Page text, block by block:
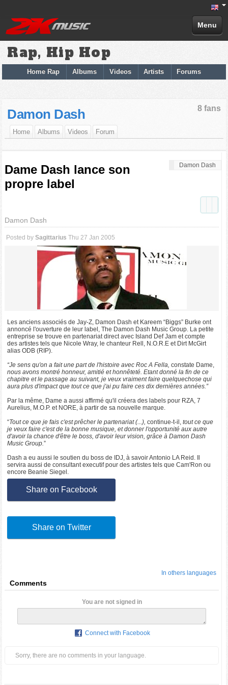
Menu
Rap, Hip Hop
Home Rap Albums Videos Artists Forums
8 fans
Damon Dash
Home Albums Videos Forum
Damon Dash
Dame Dash lance son
propre label
Damon Dash
Posted bySagittarius Thu 27 Jan 2005
Les anciens associés de Jay-Z, Damon Dash et Kareem “Biggs” Burke ont
annoncé l'ouverture de leur label, The Damon Dash Music Group. La petite
entreprise se trouve en partenariat direct avec Island Def Jam et compte
des artistes tels que Nicole Wray, le chanteur Rell, N.O.R.E et Dirt McGirt
alias ODB (RIP).
“Je sens qu'on a fait une part de l'histoire avec Roc A Fella,constate Dame,
nous avons montré honneur, amitié et honnêteté. Etant donné la fin de ce
chapitre et le passage au suivant, je veux vraiment faire quelquechose qui
aura plus d'impact que tout ce que j'ai pu faire ces dix dernières années.”
Par la même, Dame a aussi affirmé qu'il créera des labels pour RZA, 7
Aurelius, M.O.P. et NORE, à partir de sa nouvelle marque.
“Tout ce que je fais c'est prêcher le partenariat (...), continue-t-il,tout ce que
je veux faire c'est de la bonne musique, et donner l'opportunité aux autre
d'avoir la chance d'être le boss, d'avoir leur vision, grâce à Damon Dash
Music Group.”
Dash a eu aussi le soutien du boss de IDJ, à savoir Antonio LA Reid. Il
servira aussi de consultant executif pour des artistes tels que Cam'Ron ou
encore Beanie Siegel.
Share on Facebook
Share on Twitter
In others languages
Comments
You are not signed in
Connect with Facebook
Sorry, there are no comments in your language.